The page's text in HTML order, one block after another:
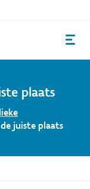
plaats
juiste plaats